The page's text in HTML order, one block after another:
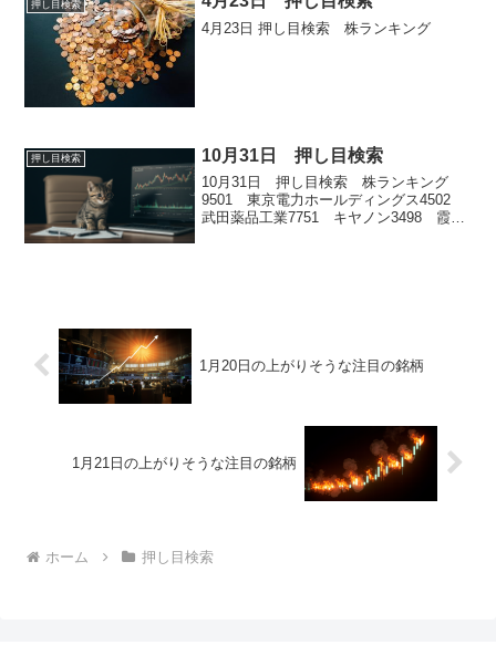
押し目検索
4月23日 押し目検索 株ランキング
押し目検索 10月31日 押し目検索
10月31日 押し目検索 株ランキング
9501 東京電力ホールディングス4502
武田薬品工業7751 キヤノン3498 霞ヶ
1月20日の上がりそうな注目の銘柄
1月21日の上がりそうな注目の銘柄
ホーム 押し目検索